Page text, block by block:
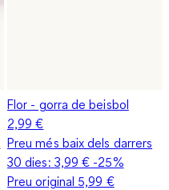
Flor - gorra de beisbol
2,99 €
Preu més baix dels darrers
30 dies: 3,99 € -25%
Preu original 5,99 €